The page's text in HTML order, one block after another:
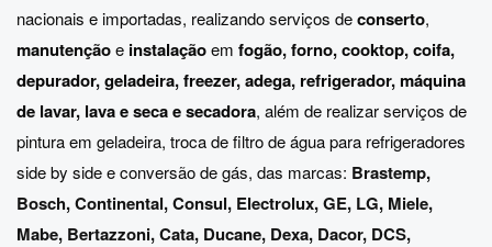
nacionais e importadas, realizando serviços deconserto,
manutençãoe instalaçãoem fogão, forno, cooktop, coifa,
depurador, geladeira, freezer, adega, refrigerador, máquina
de lavar, lava e seca e secadora, além de realizar serviços de
pintura em geladeira, troca de filtro de água para refrigeradores
side by side e conversão de gás, das marcas: Brastemp,
Bosch,Continental,Consul, Electrolux,GE, LG, Miele,
Mabe, Bertazzoni,Cata, Ducane, Dexa, Dacor, DCS,